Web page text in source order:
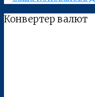
Конвертер валют